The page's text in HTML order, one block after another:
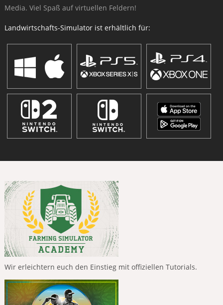
Media. Viel Spaß auf virtuellen Feldern!
Landwirtschafts-Simulator ist erhältlich für:
Wir erleichtern euch den Einstieg mit offiziellen Tutorials.